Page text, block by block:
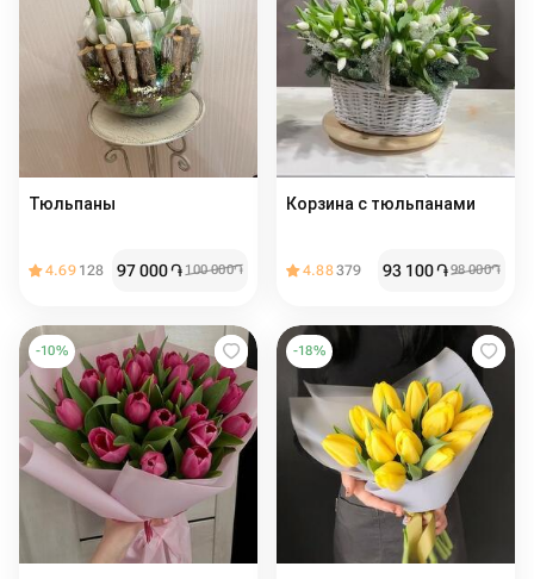
Тюльпаны
4.69 128 97 000֏ 100 000֏
Корзина с тюльпанами
4.88379 93 100֏98 000֏
-10% -18%